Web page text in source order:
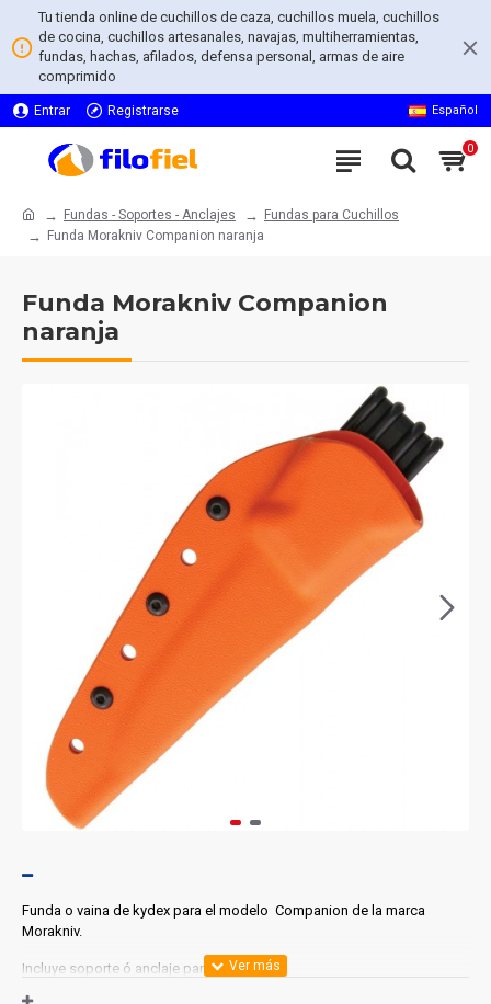
Tu tienda online de cuchillos de caza, cuchillos muela, cuchillos
de cocina, cuchillos artesanales, navajas, multiherramientas,
fundas, hachas, afilados, defensa personal, armas de aire
comprimido
Entrar Registrarse Español
0
Fundas - Soportes - Anclajes
Fundas para Cuchillos
Funda Morakniv Companion naranja
Funda Morakniv Companion
naranja
Funda o vaina de kydex para el modelo Companion de la marca
Morakniv.
Incluye soporte ó anclaje para el cinto.